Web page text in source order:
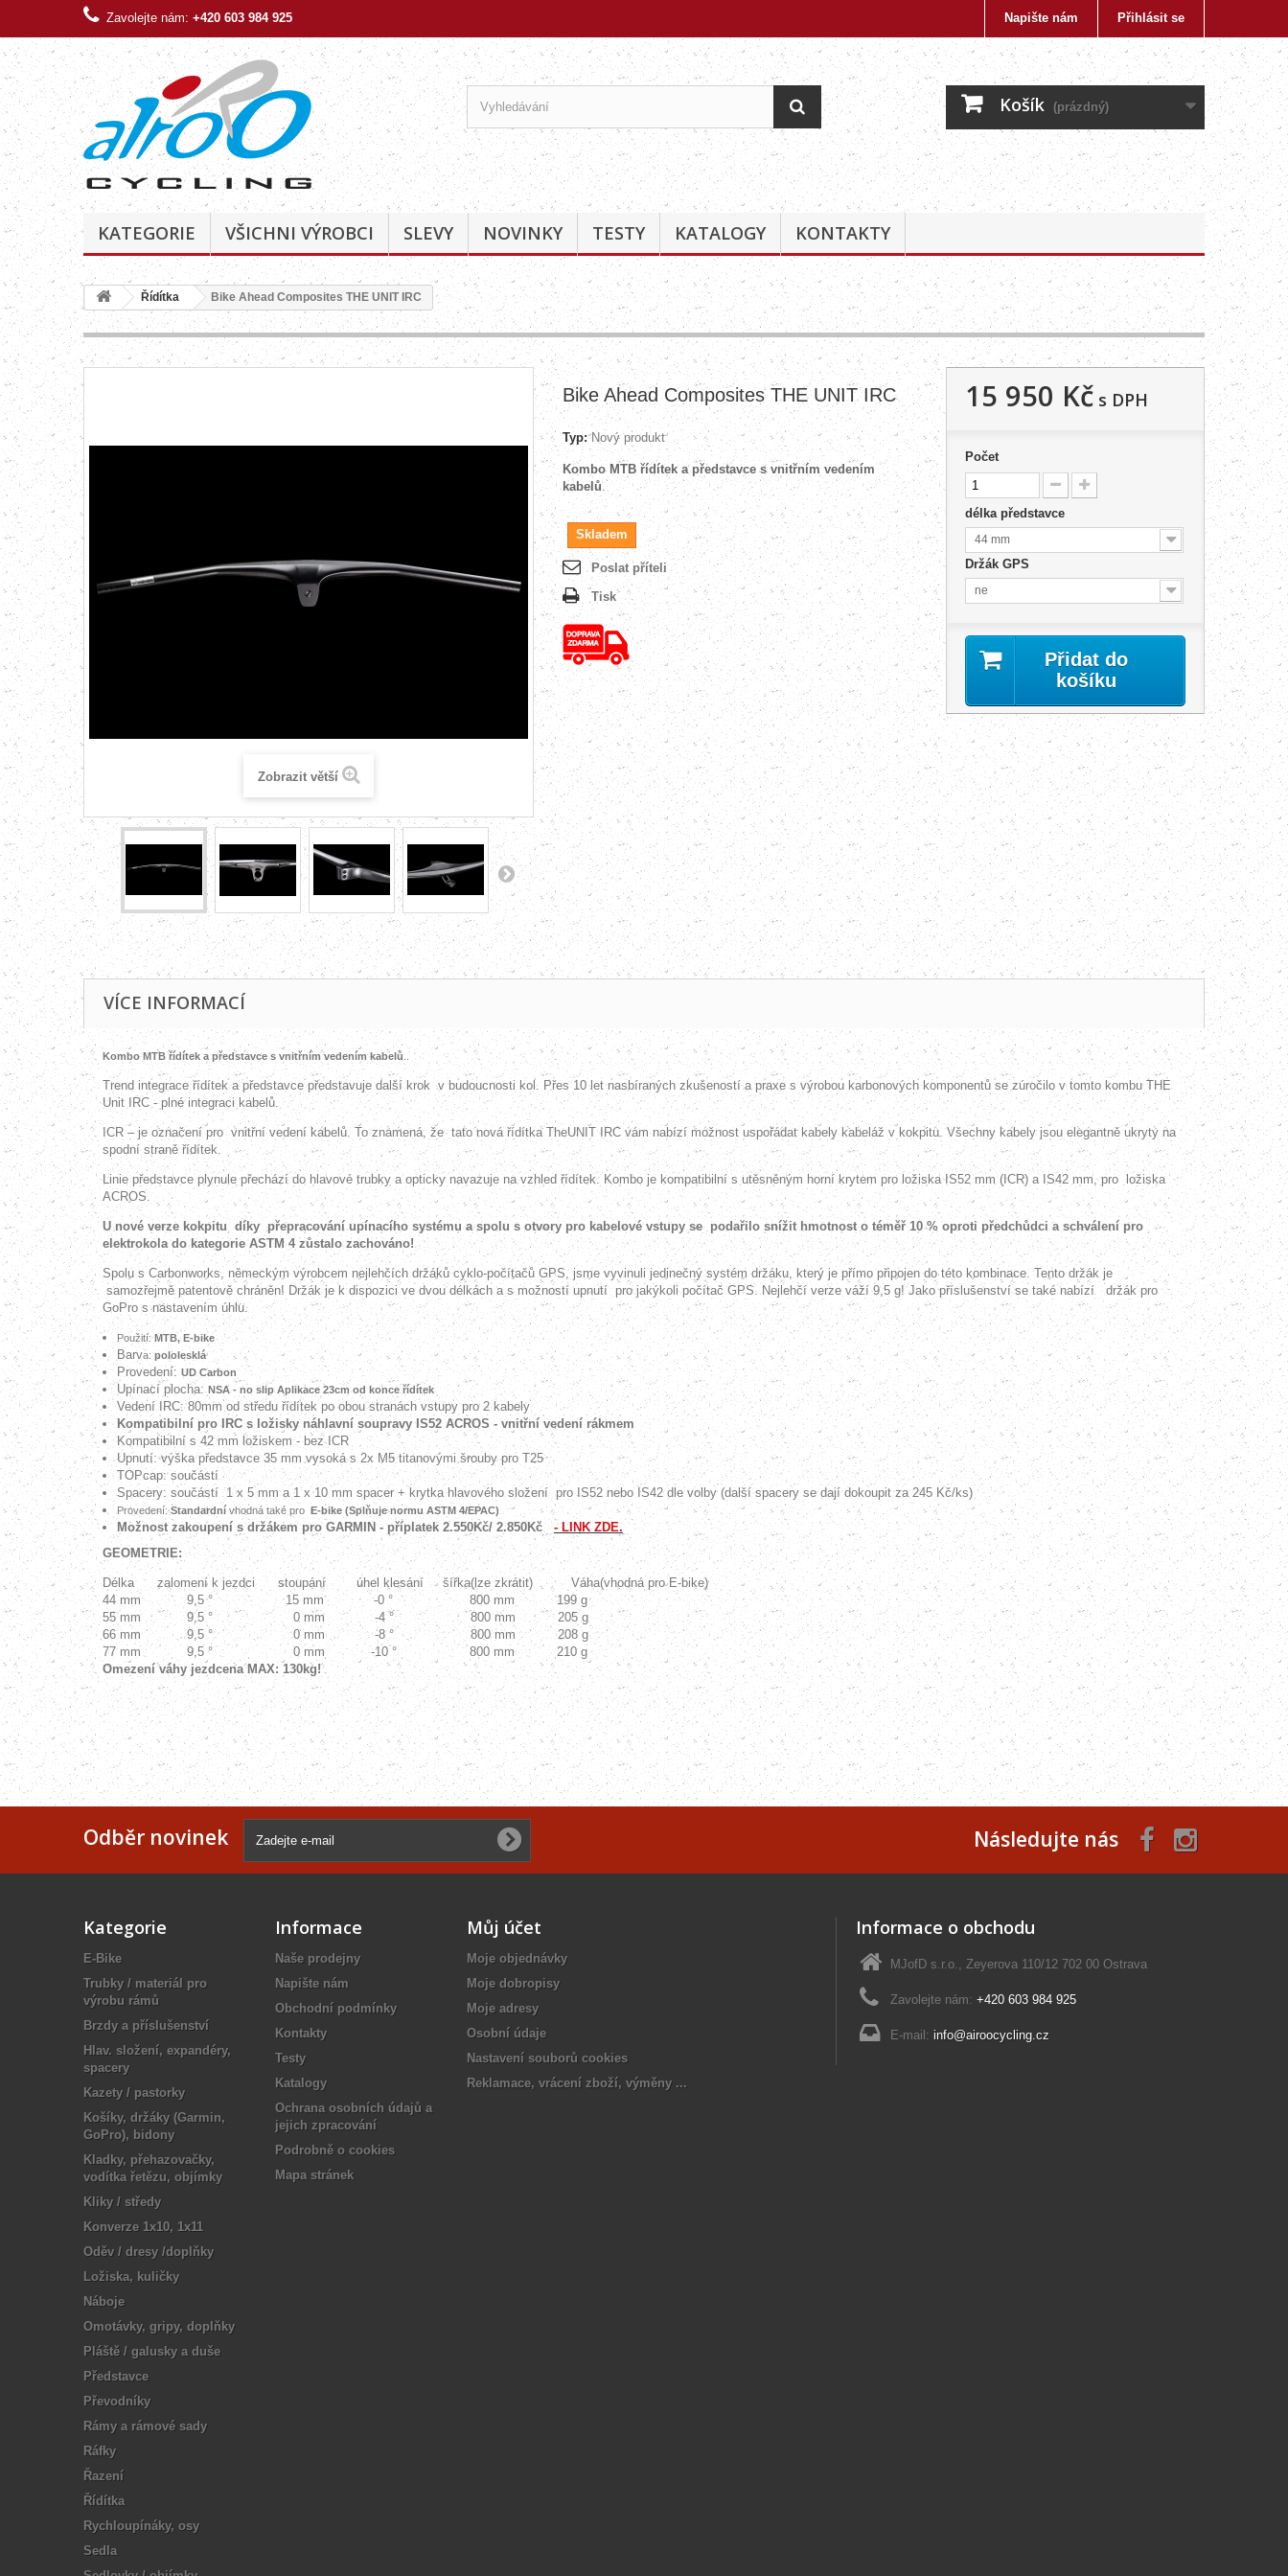
Přihlásit se
Napište nám
Zavolejte nám: +420 603 984 925
Košík (prázdný)
KATEGORIE VŠICHNI VÝROBCI SLEVY NOVINKY TESTY KATALOGY KONTAKTY
Řídítka Bike Ahead Composites THE UNIT IRC
Zobrazit větší
Bike Ahead Composites THE UNIT IRC
Typ: Nový produkt
Kombo MTB řídítek a představce s vnitřním vedením
kabelů.
Skladem
Poslat příteli
Tisk
15 950 Kčs DPH
Počet
délka představce
44 mm
Držák GPS
ne
Přidat do
košíku
VÍCE INFORMACÍ
Kombo MTB řídítek a představce s vnitřním vedením kabelů
Trend integrace řídítek a představce představuje další krok v budoucnosti kol. Přes 10 let nasbíraných zkušeností a praxe s výrobou karbonových komponentů se zúročilo v tomto kombu THE
Unit IRC - plné integraci kabelů.
ICR – je označení pro vnitřní vedení kabelů. To znamená, že tato nová řídítka TheUNIT IRC vám nabízí možnost uspořádat kabely kabeláž v kokpitu. Všechny kabely jsou elegantně ukryty na
spodní straně řídítek.
Linie představce plynule přechází do hlavové trubky a opticky navazuje na vzhled řídítek. Kombo je kompatibilní s utěsněným horní krytem pro ložiska IS52 mm (ICR) a IS42 mm, pro ložiska
ACROS.
U nové verze kokpitu díky přepracování upínacího systému a spolu s otvory pro kabelové vstupy se podařilo snížit hmotnost o téměř 10 % oproti předchůdci a schválení pro
elektrokola do kategorie ASTM 4 zůstalo zachováno!
Spolu s Carbonworks, německým výrobcem nejlehčích držáků cyklo-počítačů GPS, jsme vyvinuli jedinečný systém držáku, který je přímo připojen do této kombinace. Tento držák je
samozřejmě patentově chráněn! Držák je k dispozici ve dvou délkách a s možností upnutí pro jakýkoli počítač GPS. Nejlehčí verze váží 9,5 g! Jako příslušenství se také nabízí
držák pro
GoPro s nastavením úhlu.
Použití:MTB, E-bike
Barva: pololesklá
Provedení: UD Carbon
Upínací plocha: NSA - no slip Aplikace 23cm od konce řídítek
Vedení IRC: 80mm od středu řídítek po obou stranách vstupy pro 2 kabely
Kompatibilní pro IRC s ložisky náhlavní soupravy IS52 ACROS - vnitřní vedení rákmem
Kompatibilní s 42 mm ložiskem - bez ICR
Upnutí: výška představce 35 mm vysoká s 2x M5 titanovými šrouby pro T25
TOPcap: součástí
Spacery: součástí 1 x 5 mm a 1 x 10 mm spacer + krytka hlavového složení pro IS52 nebo IS42 dle volby (další spacery se dají dokoupit za 245 Kč/ks)
Provedení:Standardní vhodná také pro E-bike (Splňuje normu ASTM 4/EPAC)
Možnost zakoupení s držákem pro GARMIN - příplatek 2.550Kč/ 2.850Kč- LINK ZDE.
GEOMETRIE:
Délka zalomení k jezdci stoupání úhel klesání šířka(lze zkrátit)
Váha(vhodná pro E-bike)
44 mm 9,5 ° 15 mm -0 ° 800 mm 199 g
55 mm 9,5 ° 0 mm -4 ° 800 mm 205 g
66 mm 9,5 ° 0 mm -8 ° 800 mm 208 g
77 mm 9,5 ° 0 mm -10 ° 800 mm 210 g
Omezení váhy jezdcena MAX: 130kg!
Odběr novinek Následujte nás
Kategorie
E-Bike
Trubky / materiál pro
výrobu rámů
Brzdy a příslušenství
Hlav. složení, expandéry,
spacery
Kazety / pastorky
Košíky, držáky (Garmin,
GoPro), bidony
Kladky, přehazovačky,
vodítka řetězu, objímky
Kliky / středy
Konverze 1x10, 1x11
Oděv / dresy /doplňky
Ložiska, kuličky
Náboje
Omotávky, gripy, doplňky
Pláště / galusky a duše
Představce
Převodníky
Rámy a rámové sady
Ráfky
Řazení
Řídítka
Rychloupínáky, osy
Sedla
Informace
Naše prodejny
Napište nám
Obchodní podmínky
Kontakty
Testy
Katalogy
Ochrana osobních údajů a
jejich zpracování
Podrobně o cookies
Mapa stránek
Můj účet
Moje objednávky
Moje dobropisy
Moje adresy
Osobní údaje
Nastavení souborů cookies
Reklamace, vrácení zboží, výměny ...
Informace o obchodu
MJofD s.r.o., Zeyerova 110/12 702 00 Ostrava
Zavolejte nám: +420 603 984 925
E-mail: info@airoocycling.cz